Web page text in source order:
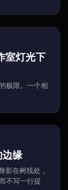
室灯光下
极限。一个相
边缘
影在树线处，
不写一行提